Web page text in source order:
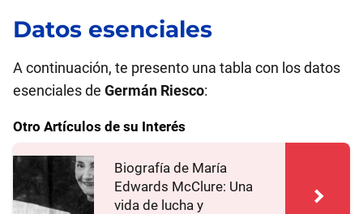
Datos esenciales
A continuación, te presento una tabla con los datos
esenciales de Germán Riesco:
Otro Artículos de su Interés
Biografía de María
Edwards McClure: Una
vida de lucha y